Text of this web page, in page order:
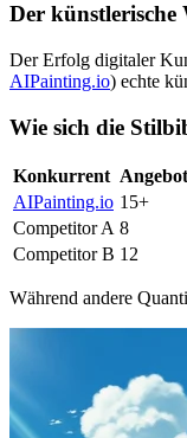
Der künstlerische
Der Erfolg digitaler
AIPainting.io) echte
Wie sich die
Konkurrent
AIPainting.io 15+
Competitor A 8
Competitor B 12
Während andere